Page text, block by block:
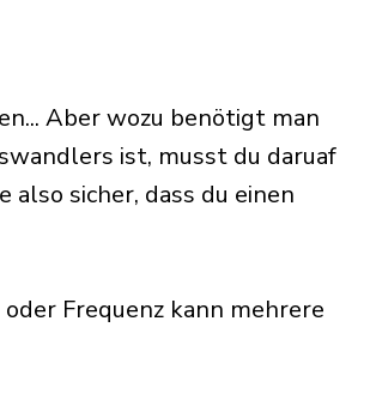
Aber wozu benötigt man
ist, musst du daruaf
also sicher, dass du einen
Frequenz kann mehrere